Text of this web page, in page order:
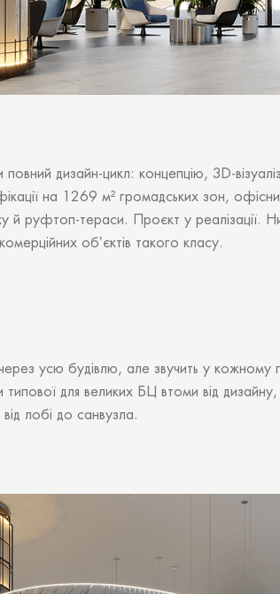
дизайн-цикл: концепцію, 3D-
на 1269 м² громадських зон,
й руфтоп-тераси. Проєкт у реалізації.
обʼєктів такого класу.
усю будівлю, але звучить у кожному
для великих БЦ втоми від
лобі до санвузла.